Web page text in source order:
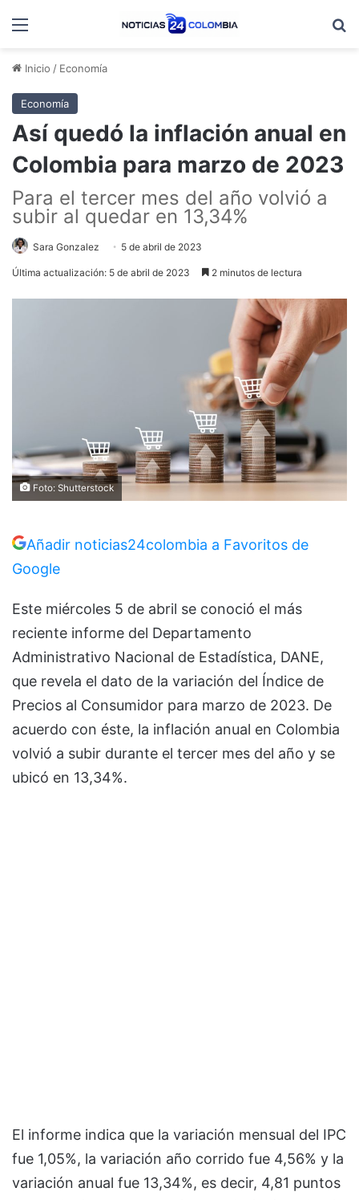
Menú
Inicio / Economía
Economía
Así quedó la inflación anual en
Colombia para marzo de 2023
Para el tercer mes del año volvió a
subir al quedar en 13,34%
Sara Gonzalez 5 de abril de 2023
Última actualización: 5 de abril de 2023 2 minutos de lectura
Foto: Shutterstock
Añadir noticias24colombia a Favoritos de
Google
Este miércoles 5 de abril se conoció el más
reciente informe del Departamento
Administrativo Nacional de Estadística, DANE,
que revela el dato de la variación del Índice de
Precios al Consumidor para marzo de 2023. De
acuerdo con éste, la inflación anual en Colombia
volvió a subir durante el tercer mes del año y se
ubicó en 13,34%.
El informe indica que la variación mensual del IPC
fue 1,05%, la variación año corrido fue 4,56% y la
variación anual fue 13,34%, es decir, 4,81 puntos